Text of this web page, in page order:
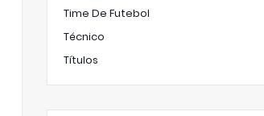
Time De Futebol
Técnico
Títulos